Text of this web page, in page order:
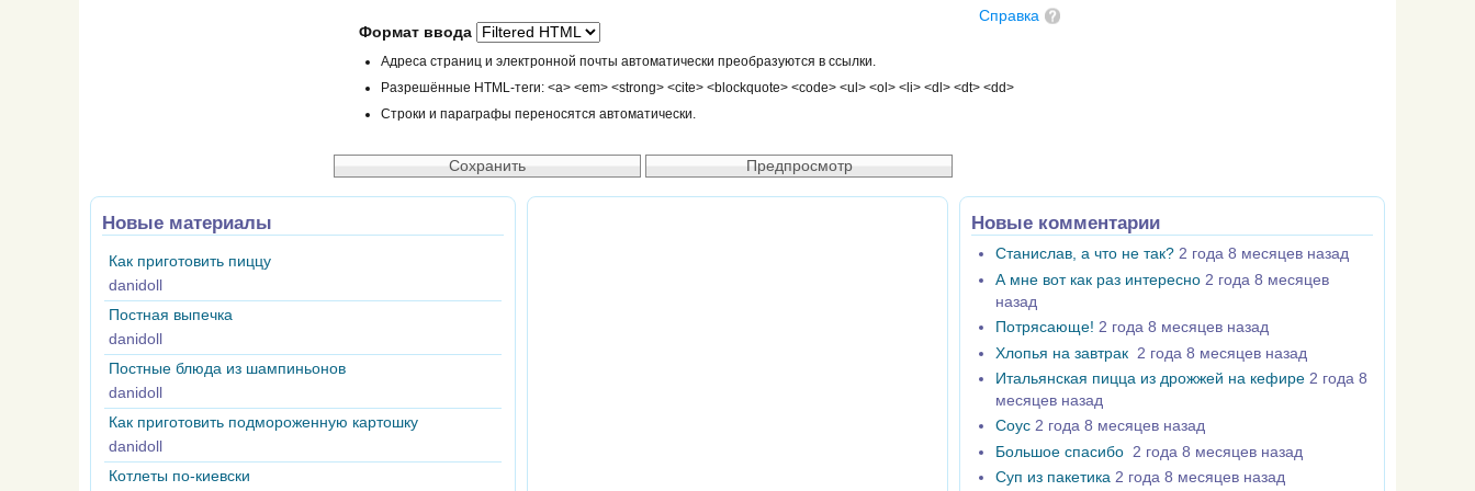
Справка
Формат ввода
Адреса страниц и электронной почты автоматически преобразуются в ссылки.
Разрешённые HTML-теги: <a> <em> <strong> <cite> <blockquote> <code> <ul> <ol> <li> <dl> <dt> <dd>
Строки и параграфы переносятся автоматически.
Новые материалы
Как приготовить пиццу
danidoll
Постная выпечка
danidoll
Постные блюда из шампиньонов
danidoll
Как приготовить подмороженную картошку
danidoll
Котлеты по-киевски
Новые комментарии
Станислав, а что не так? 2 года 8 месяцев назад
А мне вот как раз интересно 2 года 8 месяцев
назад
Потрясающе! 2 года 8 месяцев назад
Хлопья на завтрак 2 года 8 месяцев назад
Итальянская пицца из дрожжей на кефире 2 года 8
месяцев назад
Соус 2 года 8 месяцев назад
Большое спасибо 2 года 8 месяцев назад
Суп из пакетика 2 года 8 месяцев назад